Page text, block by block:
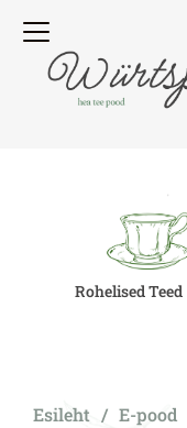
Rohelised Teed
Esileht / E-pood